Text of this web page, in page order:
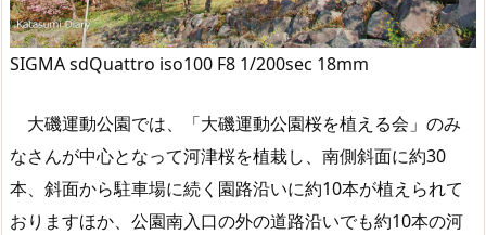
SIGMA sdQuattro iso100 F8 1/200sec 18mm
大磯運動公園では、「大磯運動公園桜を植える会」のみ
なさんが中心となって河津桜を植栽し、南側斜面に約30
本、斜面から駐車場に続く園路沿いに約10本が植えられて
おりますほか、公園南入口の外の道路沿いでも約10本の河